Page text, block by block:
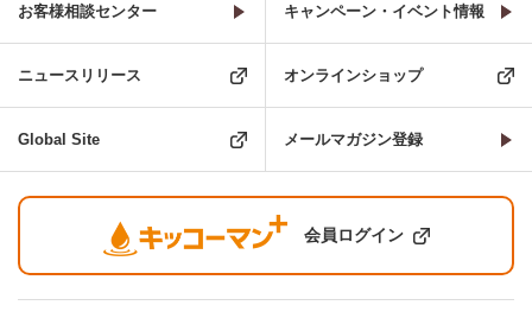
お客様相談センター キャンペーン・イベント情報
ニュースリリース オンラインショップ
Global Site メールマガジン登録
会員ログイン